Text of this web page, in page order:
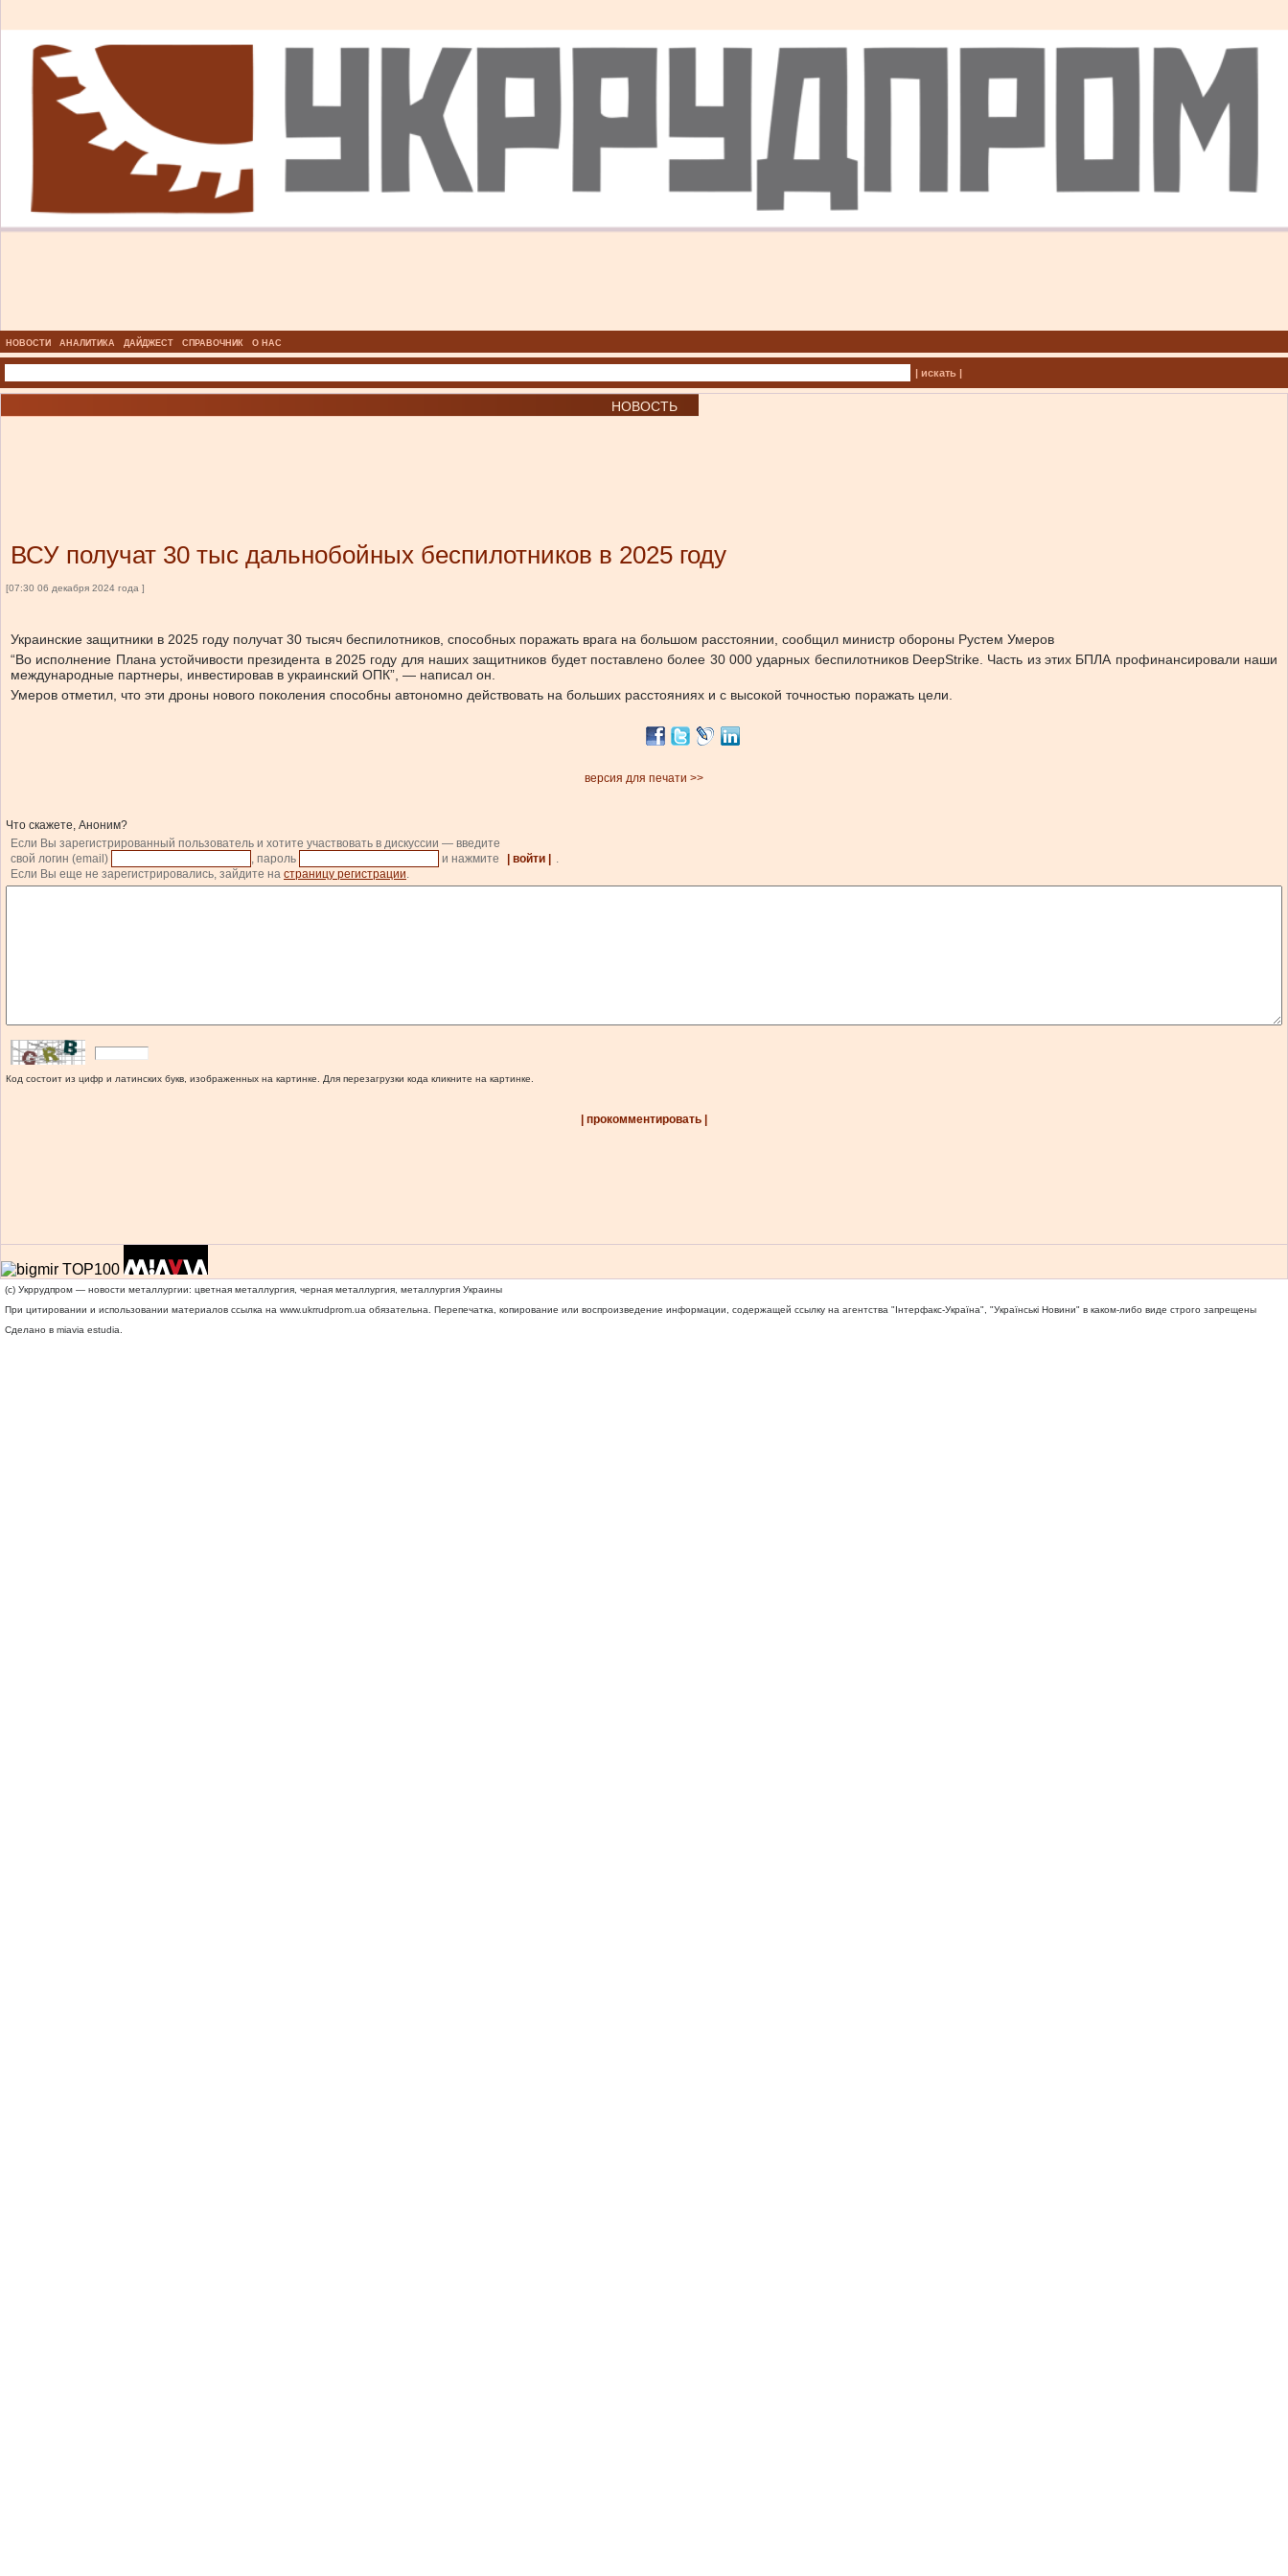
НОВОСТИ АНАЛИТИКА ДАЙДЖЕСТ СПРАВОЧНИК О НАС
| искать |
НОВОСТЬ
ВСУ получат 30 тыс дальнобойных беспилотников в 2025 году
[07:30 06 декабря 2024 года ]
Украинские защитники в 2025 году получат 30 тысяч беспилотников, способных поражать врага на большом расстоянии, сообщил министр обороны Рустем Умеров
“Во исполнение Плана устойчивости президента в 2025 году для наших защитников будет поставлено более 30 000 ударных беспилотников DeepStrike. Часть из этих БПЛА профинансировали наши
международные партнеры, инвестировав в украинский ОПК”, — написал он.
Умеров отметил, что эти дроны нового поколения способны автономно действовать на больших расстояниях и с высокой точностью поражать цели.
версия для печати >>
Что скажете, Аноним?
Если Вы зарегистрированный пользователь и хотите участвовать в дискуссии — введите
свой логин (email)
, пароль и нажмите | войти |
.
Если Вы еще не зарегистрировались, зайдите на страницу регистрации.
Код состоит из цифр и латинских букв, изображенных на картинке. Для перезагрузки кода кликните на картинке.
| прокомментировать |
(c) Укррудпром — новости металлургии: цветная металлургия, черная металлургия, металлургия Украины
При цитировании и использовании материалов ссылка на www.ukrrudprom.ua обязательна. Перепечатка, копирование или воспроизведение информации, содержащей ссылку на агентства "Iнтерфакс-Україна", "Українськi Новини" в каком-либо виде строго запрещены
Сделано в miavia estudia.